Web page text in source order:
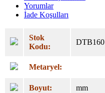
Yorumlar
İade Koşulları
Stok
Kodu:
DTB160
Metaryel:
Boyut: mm